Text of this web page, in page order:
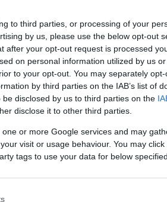
to third parties, or processing of your
by us, please use the below opt-out
after your opt-out request is processed
on personal information utilized by us
to your opt-out. You may separately
by third parties on the IAB’s list of
disclosed by us to third parties on the
disclose it to other third parties.
or more Google services and may
visit or usage behaviour. You may
tags to use your data for below